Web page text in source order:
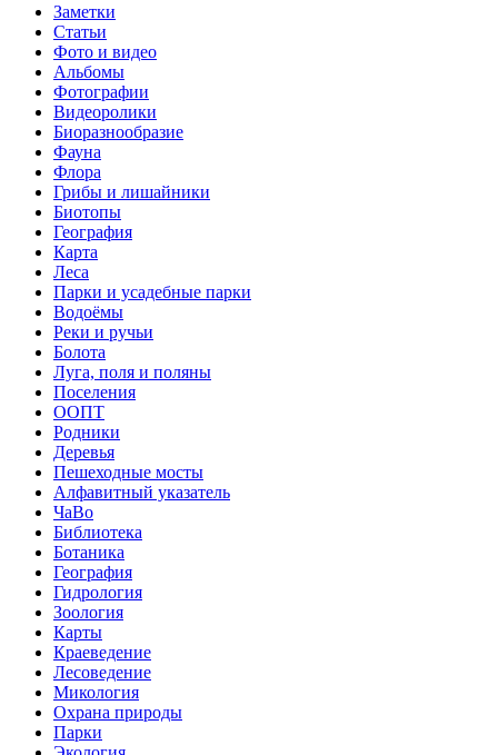
Заметки
Статьи
Фото и видео
Альбомы
Фотографии
Видеоролики
Биоразнообразие
Фауна
Флора
Грибы и лишайники
Биотопы
География
Карта
Леса
Парки и усадебные парки
Водоёмы
Реки и ручьи
Болота
Луга, поля и поляны
Поселения
ООПТ
Родники
Деревья
Пешеходные мосты
Алфавитный указатель
ЧаВо
Библиотека
Ботаника
География
Гидрология
Зоология
Карты
Краеведение
Лесоведение
Микология
Охрана природы
Парки